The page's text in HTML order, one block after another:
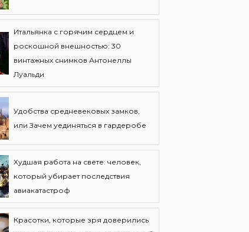
Итальянка с горячим сердцем и
роскошной внешностью: 30
винтажных снимков Антонеллы
Луальди
Удобства средневековых замков,
или Зачем уединяться в гардеробе
Худшая работа на свете: человек,
который убирает последствия
авиакатастроф
Красотки, которые зря доверились